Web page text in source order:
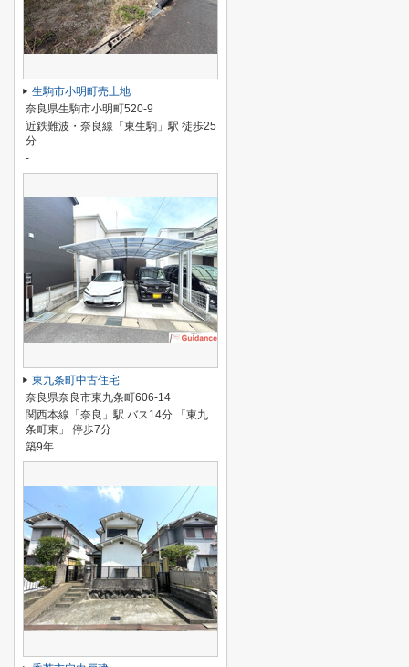
生駒市小明町売土地
奈良県生駒市小明町520-9
近鉄難波・奈良線「東生駒」駅 徒歩25
分
-
東九条町中古住宅
奈良県奈良市東九条町606-14
関西本線「奈良」駅 バス14分 「東九
条町東」 停歩7分
築9年